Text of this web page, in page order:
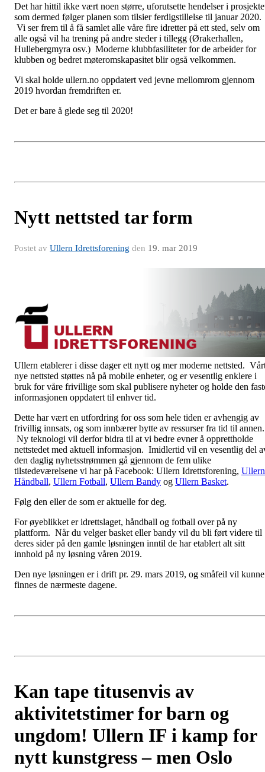
Det har hittil ikke vært noen større, uforutsette hendelser i
som dermed følger planen som tilsier ferdigstillelse til januar 2020.
Vi ser frem til å få samlet alle våre fire idretter på ett sted, selv om
alle også vil ha trening på andre steder i tillegg (Ørakerhallen,
Hullebergmyra osv.) Moderne klubbfasiliteter for de arbeider for
klubben og bedret møteromskapasitet blir også velkommen.
Vi skal holde ullern.no oppdatert ved jevne mellomrom gjennom
2019 hvordan fremdriften er.
Det er bare å glede seg til 2020!
Nytt nettsted tar form
Postet av Ullern Idrettsforening den 19. mar 2019
Ullern etablerer i disse dager ett nytt og mer moderne nettsted.
nye nettsted støttes nå på mobile enheter, og er vesentlig enklere i
bruk for våre frivillige som skal publisere nyheter og holde den
informasjonen oppdatert til enhver tid.
Dette har vært en utfordring for oss som hele tiden er avhengig av
frivillig innsats, og som innbærer bytte av ressurser fra tid til annen.
Ny teknologi vil derfor bidra til at vi bedre evner å opprettholde
nettstedet med aktuell informasjon. Imidlertid vil en vesentlig del
den daglig nyhetsstrømmen gå gjennom de fem ulike
tilstedeværelsene vi har på Facebook: Ullern Idrettsforening, Ullern
Håndball, Ullern Fotball, Ullern Bandy og Ullern Basket.
Følg den eller de som er aktuelle for deg.
For øyeblikket er idrettslaget, håndball og fotball over på ny
plattform. Når du velger basket eller bandy vil du bli ført videre til
deres sider på den gamle løsningen inntil de har etablert alt sitt
innhold på ny løsning våren 2019.
Den nye løsningen er i drift pr. 29. mars 2019, og småfeil vil kunne
finnes de nærmeste dagene.
Kan tape titusenvis av
aktivitetstimer for barn og
ungdom! Ullern IF i kamp for
nytt kunstgress – men Oslo